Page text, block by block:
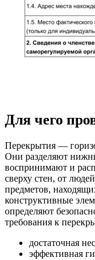
Для чего
Перекрытия —
Они разделяют
воспринимают и
сверху стен, от
предметов,
конструктивные
определяют
требования к
достаточная
эффективная